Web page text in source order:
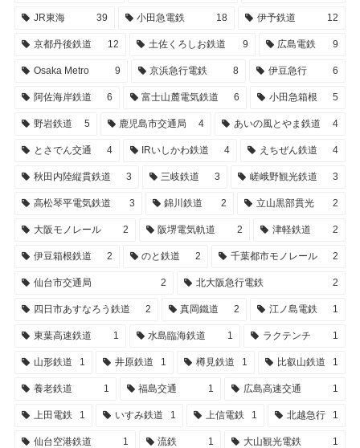
JR東海 39 小田急電鉄 18 伊予鉄道 12
京都丹後鉄道 12 土佐くろしお鉄道 9 広島電鉄 9
Osaka Metro 9 京浜急行電鉄 8 伊豆急行 6
阿佐海岸鉄道 6 富士山麓電気鉄道 6 小田急箱根 5
野岩鉄道 5 鹿児島市交通局 4 あいの風とやま鉄道 4
とさでん交通 4 IRいしかわ鉄道 4 えちぜん鉄道 4
秋田内陸縦貫鉄道 3 三岐鉄道 3 嵯峨野観光鉄道 3
高松琴平電気鉄道 3 錦川鉄道 2 立山黒部貫光 2
大阪モノレール 2 阪堺電気軌道 2 津軽鉄道 2
伊豆箱根鉄道 2 のと鉄道 2 千葉都市モノレール 2
仙台市交通局 2 北大阪急行電鉄 2
四日市あすなろう鉄道 2 真岡鐵道 2 江ノ島電鉄 1
東葉高速鉄道 1 水島臨海鉄道 1 ラクテンチ 1
山形鉄道 1 井原鉄道 1 樽見鉄道 1 比叡山鉄道 1
養老鉄道 1 福島交通 1 広島高速交通 1
上田電鉄 1 いすみ鉄道 1 上信電鉄 1 北越急行 1
仙台空港鉄道 1 流鉄 1 大山観光電鉄 1